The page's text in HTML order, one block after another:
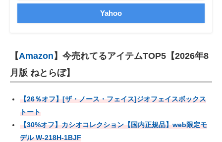
Yahoo
【Amazon 】今売れてるアイテムTOP5【2026年8
月版 ねとらぼ】
【26％オフ】[ザ・ノース・フェイス]ジオフェイスボックス
トート
【30%オフ】カシオコレクション【国内正規品】web限定モ
デル W-218H-1BJF